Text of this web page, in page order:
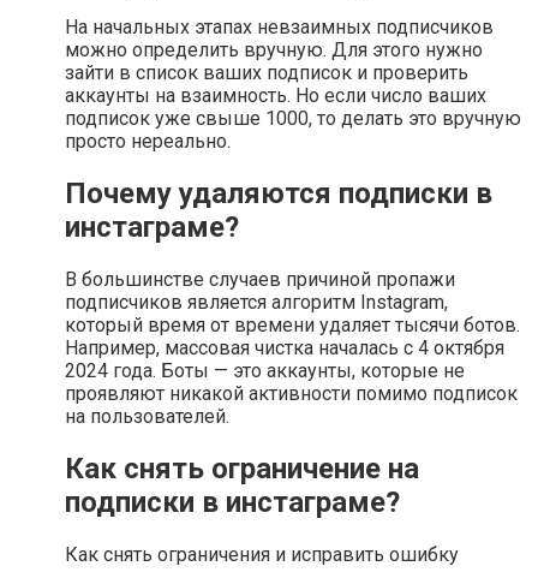
На начальных этапах невзаимных подписчиков
можно определить вручную. Для этого нужно
зайти в список ваших подписок и проверить
аккаунты на взаимность. Но если число ваших
подписок уже свыше 1000, то делать это вручную
просто нереально.
Почему удаляются подписки в
инстаграме?
В большинстве случаев причиной пропажи
подписчиков является алгоритм Instagram,
который время от времени удаляет тысячи ботов.
Например, массовая чистка началась с 4 октября
2024 года. Боты — это аккаунты, которые не
проявляют никакой активности помимо подписок
на пользователей.
Как снять ограничение на
подписки в инстаграме?
Как снять ограничения и исправить ошибку